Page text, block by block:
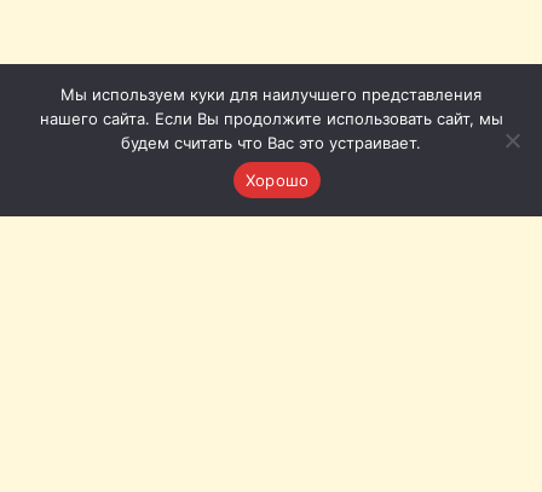
Мы используем куки для наилучшего представления
нашего сайта. Если Вы продолжите использовать сайт, мы
будем считать что Вас это устраивает.
Хорошо